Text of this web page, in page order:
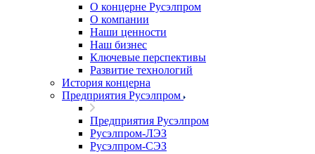
О концерне Русэлпром
О компании
Наши ценности
Наш бизнес
Ключевые перспективы
Развитие технологий
История концерна
Предприятия Русэлпром
Предприятия Русэлпром
Русэлпром-ЛЭЗ
Русэлпром-СЭЗ